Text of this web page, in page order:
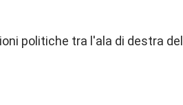
politiche tra l'ala di destra del